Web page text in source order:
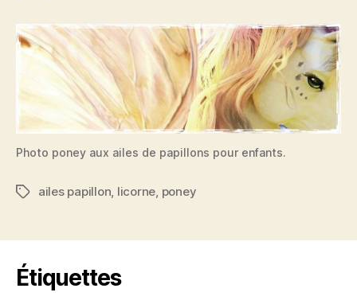
Photo poney aux ailes de papillons pour enfants.
Étiquettes
ailes papillon licorne poney
Étiquettes